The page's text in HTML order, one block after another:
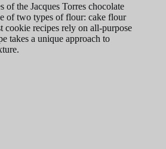
of the Jacques Torres chocolate
of two types of flour: cake flour
cookie recipes rely on all-purpose
takes a unique approach to